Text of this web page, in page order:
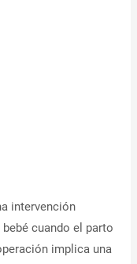
intervención
cuando el parto
implica una